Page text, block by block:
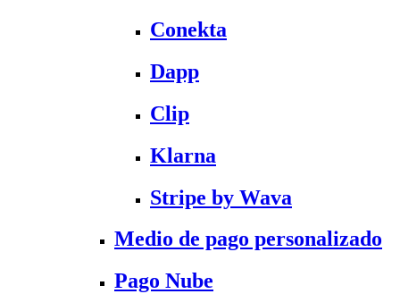
Conekta
Dapp
Clip
Klarna
Stripe by Wava
Medio de pago personalizado
Pago Nube